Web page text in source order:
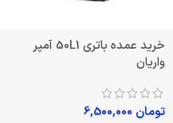
خرید عمده باتری 50L1 آمپر
واریان
تومان